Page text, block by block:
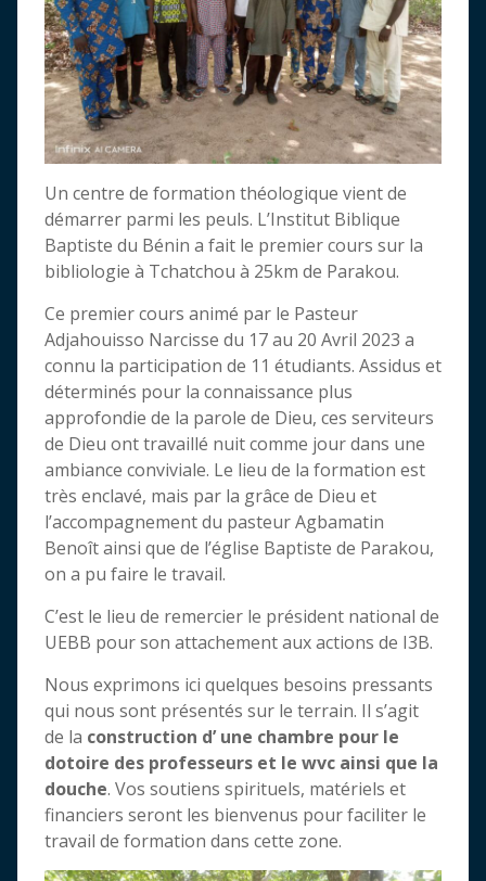
Un centre de formation théologique vient de
démarrer parmi les peuls. L’Institut Biblique
Baptiste du Bénin a fait le premier cours sur la
bibliologie à Tchatchou à 25km de Parakou.
Ce premier cours animé par le Pasteur
Adjahouisso Narcisse du 17 au 20 Avril 2023 a
connu la participation de 11 étudiants. Assidus et
déterminés pour la connaissance plus
approfondie de la parole de Dieu, ces serviteurs
de Dieu ont travaillé nuit comme jour dans une
ambiance conviviale. Le lieu de la formation est
très enclavé, mais par la grâce de Dieu et
l’accompagnement du pasteur Agbamatin
Benoît ainsi que de l’église Baptiste de Parakou,
on a pu faire le travail.
C’est le lieu de remercier le président national de
UEBB pour son attachement aux actions de I3B.
Nous exprimons ici quelques besoins pressants
qui nous sont présentés sur le terrain. Il s’agit
de la construction d’ une chambre pour le
dotoire des professeurs et le wvc ainsi que la
douche. Vos soutiens spirituels, matériels et
financiers seront les bienvenus pour faciliter le
travail de formation dans cette zone.